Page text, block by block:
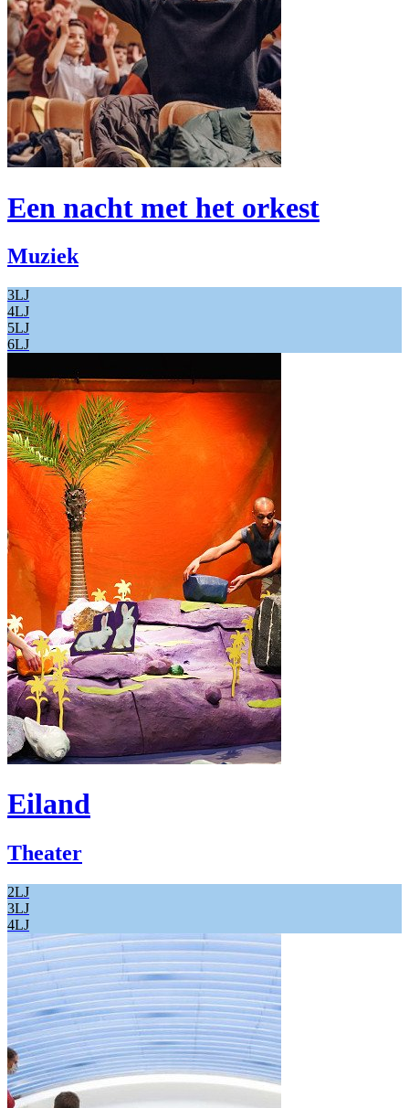
Een nacht met het orkest
Muziek
3LJ
4LJ
5LJ
6LJ
Eiland
Theater
2LJ
3LJ
4LJ